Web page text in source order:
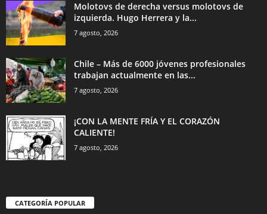
Molotovs de derecha versus molotovs de
izquierda. Hugo Herrera y la...
7 agosto, 2026
Chile – Más de 6000 jóvenes profesionales
trabajan actualmente en las...
7 agosto, 2026
¡CON LA MENTE FRÍA Y EL CORAZÓN
CALIENTE!
7 agosto, 2026
CATEGORÍA POPULAR